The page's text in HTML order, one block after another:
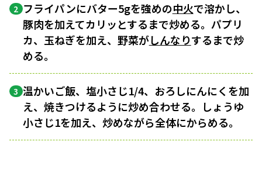
2 フライパンにバター5gを強めの中火で溶かし、
豚肉を加えてカリッとするまで炒める。パプリ
カ、玉ねぎを加え、野菜がしんなりするまで炒
める。
3 温かいご飯、塩小さじ1/4、おろしにんにくを加
え、焼きつけるように炒め合わせる。しょうゆ
小さじ1を加え、炒めながら全体にからめる。